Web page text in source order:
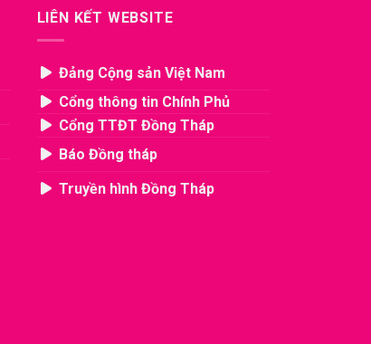
LIÊN KẾT WEBSITE
Đảng Cộng sản Việt Nam
Cổng thông tin Chính Phủ
Cổng TTĐT Đồng Tháp
Báo Đồng tháp
Truyền hình Đồng Tháp